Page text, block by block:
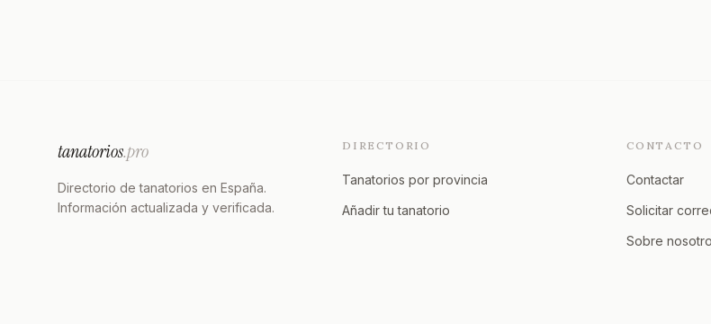
tanatorios.pro
Directorio de tanatorios en España.
Información actualizada y verificada.
DIRECTORIO
Tanatorios por provincia
Añadir tu tanatorio
CONTACTO
Contactar
Solicitar
Sobre